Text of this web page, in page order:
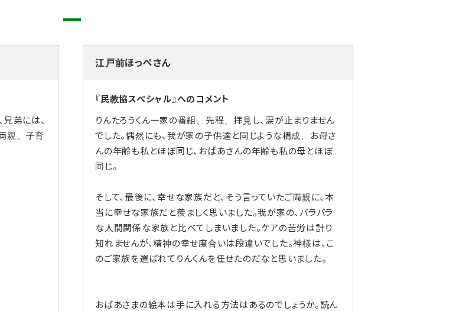
兄弟には、
親。子育
江戸前ほっぺさん
『民教協スペシャル』へのコメント
りんたろうくん一家の番組、先程、拝見し、涙が止まりません
でした。偶然にも、我が家の子供達と同じような構成、お母さ
んの年齢も私とほぼ同じ、おばあさんの年齢も私の母とほぼ
同じ。
そして、最後に、幸せな家族だと、そう言っていたご両親に、本
当に幸せな家族だと羨ましく思いました。我が家の、バラバラ
な人間関係な家族と比べてしまいました。ケアの苦労は計り
知れませんが、精神の幸せ度合いは段違いでした。神様は、こ
のご家族を選ばれてりんくんを任せたのだなと思いました。
おばあさまの絵本は手に入れる方法はあるのでしょうか。読ん